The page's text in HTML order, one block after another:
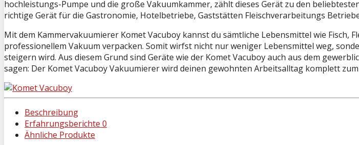
hochleistungs-Pumpe und die große Vakuumkammer, zählt dieses Gerät zu den
richtige Gerät für die Gastronomie, Hotelbetriebe, Gaststätten Fleischverarbeitungs
Mit dem Kammervakuumierer Komet Vacuboy kannst du sämtliche Lebensmittel wie Fisch,
professionellem Vakuum verpacken. Somit wirfst nicht nur weniger Lebensmittel weg,
steigern wird. Aus diesem Grund sind Geräte wie der Komet Vacuboy auch aus dem
sagen: Der Komet Vacuboy Vakuumierer wird deinen gewohnten Arbeitsalltag komplett
Beschreibung
Erfahrungsberichte 0
Ähnliche Produkte